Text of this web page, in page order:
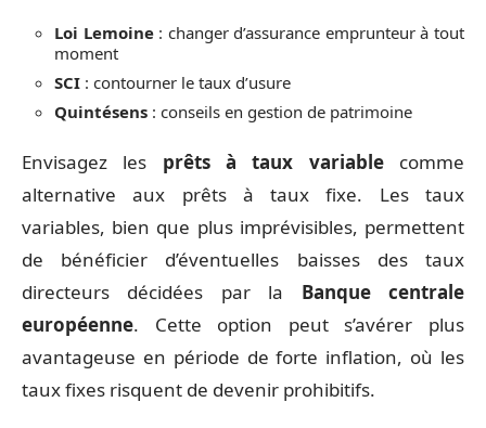
Loi Lemoine: changer d’assurance emprunteur à tout
moment
SCI : contourner le taux d’usure
Quintésens : conseils en gestion de patrimoine
Envisagez les prêts à taux variablecomme
alternative aux prêts à taux fixe. Les taux
variables, bien que plus imprévisibles, permettent
de bénéficier d’éventuelles baisses des taux
directeurs décidées par la Banque centrale
européenne. Cette option peut s’avérer plus
avantageuse en période de forte inflation, où les
taux fixes risquent de devenir prohibitifs.